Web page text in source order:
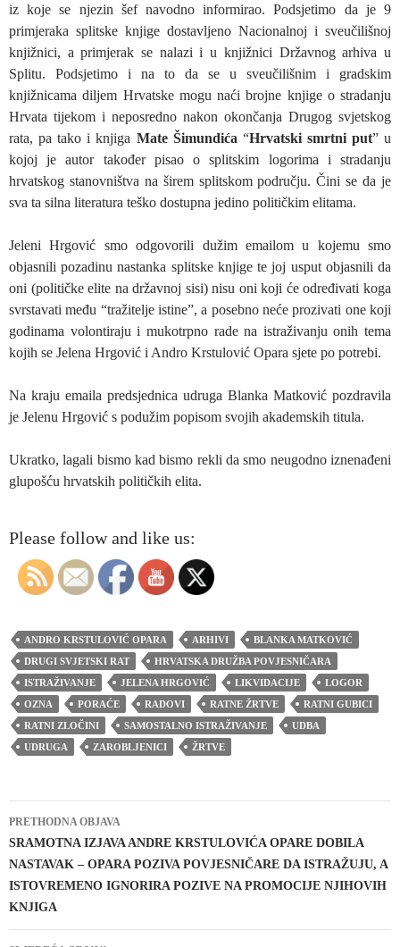
iz koje se njezin šef navodno informirao. Podsjetimo da je 9
primjeraka splitske knjige dostavljeno Nacionalnoj i sveučilišnoj
knjižnici, a primjerak se nalazi i u knjižnici Državnog arhiva u
Splitu. Podsjetimo i na to da se u sveučilišnim i gradskim
knjižnicama diljem Hrvatske mogu naći brojne knjige o stradanju
Hrvata tijekom i neposredno nakon okončanja Drugog svjetskog
rata, pa tako i knjiga Mate Šimundića “Hrvatski smrtni put” u
kojoj je autor također pisao o splitskim logorima i stradanju
hrvatskog stanovništva na širem splitskom području. Čini se da je
sva ta silna literatura teško dostupna jedino političkim elitama.
Jeleni Hrgović smo odgovorili dužim emailom u kojemu smo
objasnili pozadinu nastanka splitske knjige te joj usput objasnili da
oni (političke elite na državnoj sisi) nisu oni koji će određivati koga
svrstavati među “tražitelje istine”, a posebno neće prozivati one koji
godinama volontiraju i mukotrpno rade na istraživanju onih tema
kojih se Jelena Hrgović i Andro Krstulović Opara sjete po potrebi.
Na kraju emaila predsjednica udruga Blanka Matković pozdravila
je Jelenu Hrgović s podužim popisom svojih akademskih titula.
Ukratko, lagali bismo kad bismo rekli da smo neugodno iznenađeni
glupošću hrvatskih političkih elita.
Please follow and like us:
ANDRO KRSTULOVIĆ OPARA ARHIVI
BLANKA MATKOVIĆ
DRUGI SVJETSKI RAT
HRVATSKA DRUŽBA POVJESNIČARA
ISTRAŽIVANJE
JELENA HRGOVIĆ LIKVIDACIJE
LOGOR
OZNA
PORAĆE RADOVI RATNE ŽRTVE
RATNI GUBICI
RATNI ZLOČINI
SAMOSTALNO ISTRAŽIVANJE
UDBA
UDRUGA
ZAROBLJENICI ŽRTVE
Navigacija
objava
PRETHODNA OBJAVA
SRAMOTNA IZJAVA ANDRE KRSTULOVIĆA OPARE DOBILA
NASTAVAK – OPARA POZIVA POVJESNIČARE DA ISTRAŽUJU, A
ISTOVREMENO IGNORIRA POZIVE NA PROMOCIJE NJIHOVIH
KNJIGA